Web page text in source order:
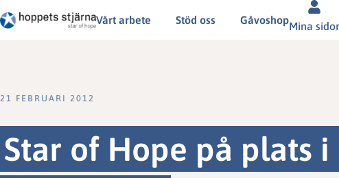
Vårt arbete Stöd oss Gåvoshop
Mina
21 FEBRUARI 2012
Star of Hope på plats i